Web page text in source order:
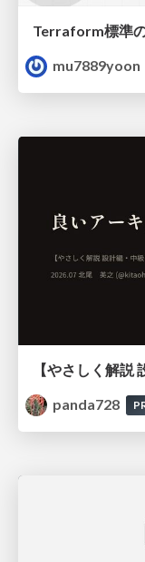
Terraform標準
mu7889yoon
panda728